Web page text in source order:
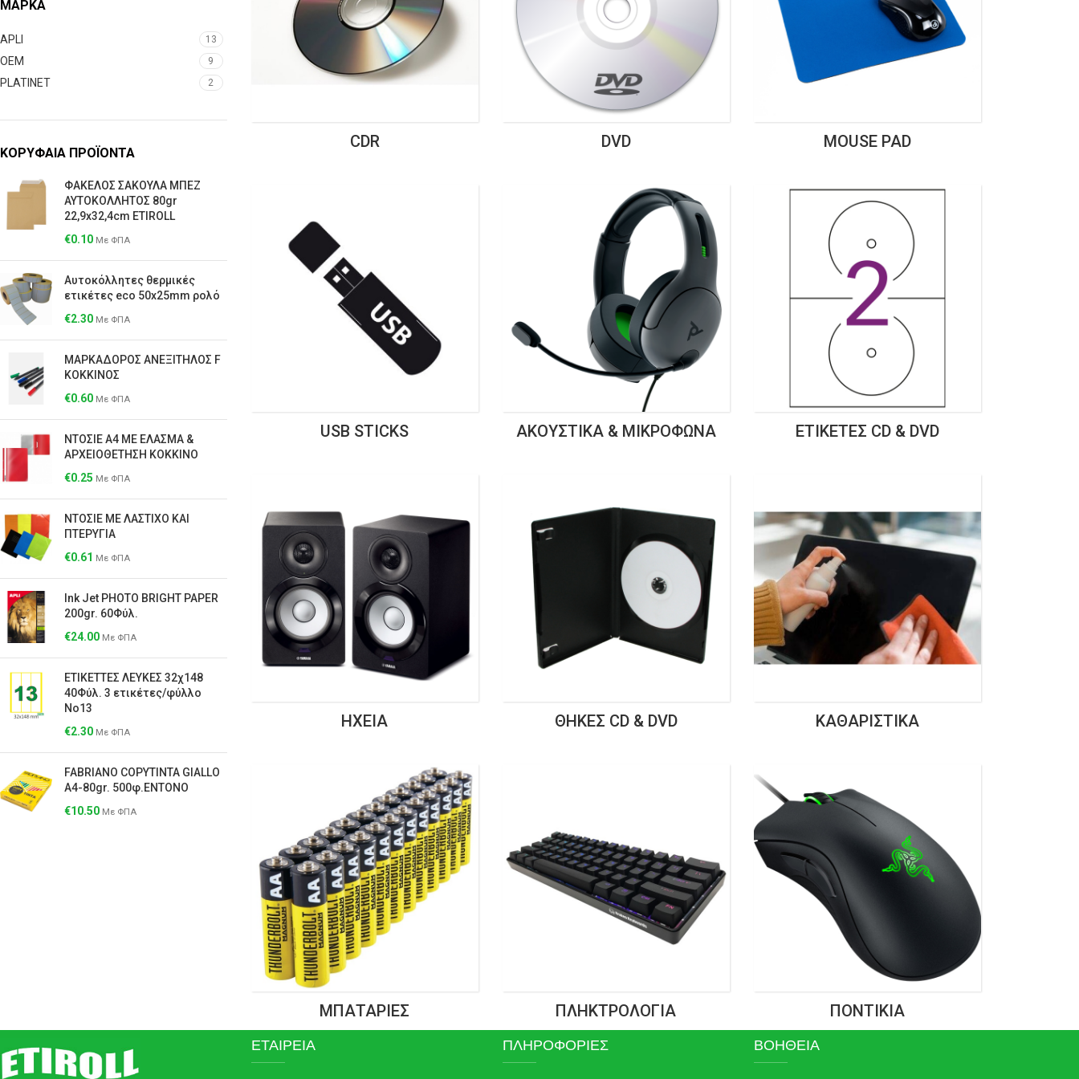
ΜΆΡΚΑ
APLI 13
OEM 9
PLATINET 2
ΚΟΡΥΦΑΙΑ ΠΡΟΪΟΝΤΑ
ΦΑΚΕΛΟΣ ΣΑΚΟΥΛΑ ΜΠΕΖ
ΑΥΤΟΚΟΛΛΗΤΟΣ 80gr
22,9x32,4cm ETIROLL
€0.10 Με ΦΠΑ
Αυτοκόλλητες θερμικές
ετικέτες eco 50x25mm ρολό
€2.30 Με ΦΠΑ
ΜΑΡΚΑΔΟΡΟΣ ΑΝΕΞΙΤΗΛΟΣ F
ΚΟΚΚΙΝΟΣ
€0.60 Με ΦΠΑ
ΝΤΟΣΙΕ Α4 ΜΕ ΕΛΑΣΜΑ &
ΑΡΧΕΙΟΘΕΤΗΣΗ KOKKINO
€0.25 Με ΦΠΑ
ΝΤΟΣΙΕ ΜΕ ΛΑΣΤΙΧΟ ΚΑΙ
ΠΤΕΡΥΓΙΑ
€0.61 Με ΦΠΑ
Ιnk Jet ΡΗΟΤΟ ΒRΙGΗΤ PAPER
200gr. 60Φύλ.
€24.00 Με ΦΠΑ
ΕΤΙΚΕΤΤΕΣ ΛΕΥΚΕΣ 32χ148
40Φύλ. 3 ετικέτες/φύλλο
Νο13
€2.30 Με ΦΠΑ
FABRIANO COPYTINTA GIALLO
A4-80gr. 500φ.ΕΝΤΟΝΟ
€10.50 Με ΦΠΑ
CDR DVD MOUSE PAD
USB STICKS ΑΚΟΥΣΤΙΚΆ & ΜΙΚΡΌΦΩΝΑ ΕΤΙΚΈΤΕΣ CD & DVD
ΗΧΕΊΑ ΘΉΚΕΣ CD & DVD ΚΑΘΑΡΙΣΤΙΚΆ
ΜΠΑΤΑΡΊΕΣ ΠΛΗΚΤΡΟΛΌΓΙΑ ΠΟΝΤΊΚΙΑ
ΕΤΑΙΡΕΙΑ ΠΛΗΡΟΦΟΡΙΕΣ ΒΟΗΘΕΙΑ